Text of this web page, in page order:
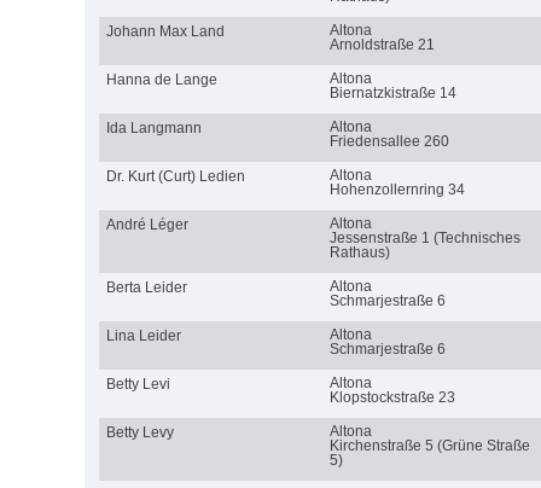
Johann Max Land
Altona
Arnoldstraße 21
Hanna de Lange
Altona
Biernatzkistraße 14
Ida Langmann
Altona
Friedensallee 260
Dr. Kurt (Curt) Ledien
Altona
Hohenzollernring 34
André Léger
Altona
Jessenstraße 1 (Technisches
Rathaus)
Berta Leider
Altona
Schmarjestraße 6
Lina Leider
Altona
Schmarjestraße 6
Betty Levi
Altona
Klopstockstraße 23
Betty Levy
Altona
Kirchenstraße 5 (Grüne Straße
5)